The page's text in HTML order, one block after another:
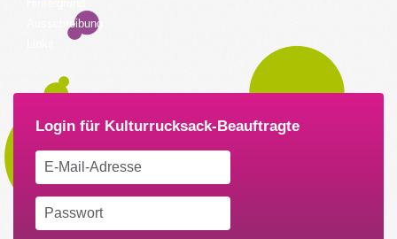
Ausschreibung